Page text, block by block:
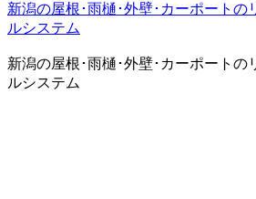
新潟の屋根･雨樋･外壁･カーポートの
ルシステム
新潟の屋根･雨樋･外壁･カーポートの
ルシステム